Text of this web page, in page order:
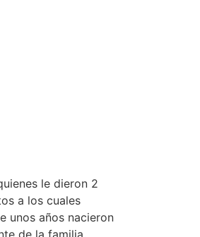
le dieron 2
a los cuales
unos años nacieron
de la familia,